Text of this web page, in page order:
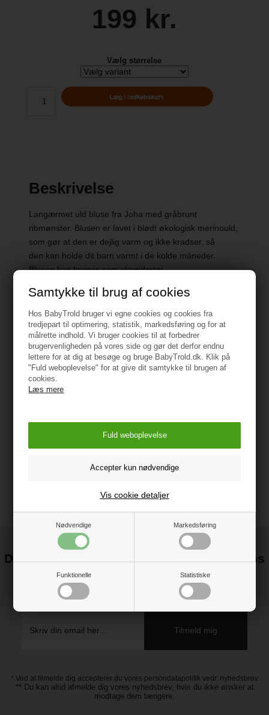
Samtykke til brug af cookies
Hos BabyTrold bruger vi egne cookies og cookies fra
tredjepart til optimering, statistik, markedsføring og for at
målrette indhold. Vi bruger cookies til at forbedrer
brugervenligheden på vores side og gør det derfor endnu
lettere for at dig at besøge og bruge BabyTrold.dk. Klik på
"Fuld weboplevelse" for at give dit samtykke til brugen af
cookies.
Læs mere
Nødvendige Markedsføring
Funktionelle Statistiske
Vis cookie detaljer
199 kr.
Vælg størrelse
Beskrivelse
Langærmet uld bluse fra Joha med gråbrunt
ribmønster. Blusen er lavet i blødt økologisk merinould,
som gør at den er dejlig varm og ikke kradser, så
den kan holde dit barn varmt i de kolde måneder.
Blusen kan bruges som skiundertøj.
Specifikationer
Materiale: 100% Merino uld
Oeko-tex 100 mærket
Vejledning
Det kan blive endnu billigere at handle hos
Tilmeld dig vores nyhedsbrev og gå ikke glip af gode tilbud
* Ved at tilmelde dig accepterer du vores persondatapolitik vedr. nyhedsbrev
** Du kan altid afmelde dig vores nyhedsbrev, hvis du ikke ønsker at
modtage dem længere.